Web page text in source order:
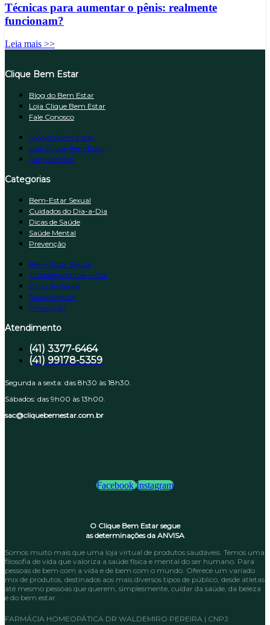
Técnicas para aumentar o pênis: realmente
funcionam?
Leia mais >>
Clique Bem Estar
Blog do Bem Estar
Loja Clique Bem Estar
Fale Conosco
Blog do Bem Estar
Loja Clique Bem Estar
Fale Conosco
Categorias
Bem-Estar Sexual
Cuidados do Dia-a-Dia
Dicas de Saúde
Saúde Mental
Prevenção
Bem-Estar Sexual
Cuidados do Dia-a-Dia
Dicas de Saúde
Saúde Mental
Prevenção
Atendimento
(41) 3377-6464
(41) 99178-5359
Segunda a sexta: das 8h30 às 18h30.
Sábados: das 9h00 às 13h00.
sac@cliquebemestar.com.br
Facebook Instagram
O Clique Bem Estar segue
as determinações da ANVISA
Somos muito mais que uma loja virtual de produtos saudáveis. Temos uma
filosofia de vida que valoriza a saúde física e mental do ser humano. Para
pessoas de bem com a vida e de bem com o mundo. Oferece um variado
mix de produtos, destinados aos mais diversos tipos de público, desde atletas
até mesmo pessoas que querem, simplesmente, cuidar da saúde, da beleza
e do bem estar.
FARMÁCIA HOMEOPÁTICA DR WALDEMIRO PEREIRA | CNPJ: